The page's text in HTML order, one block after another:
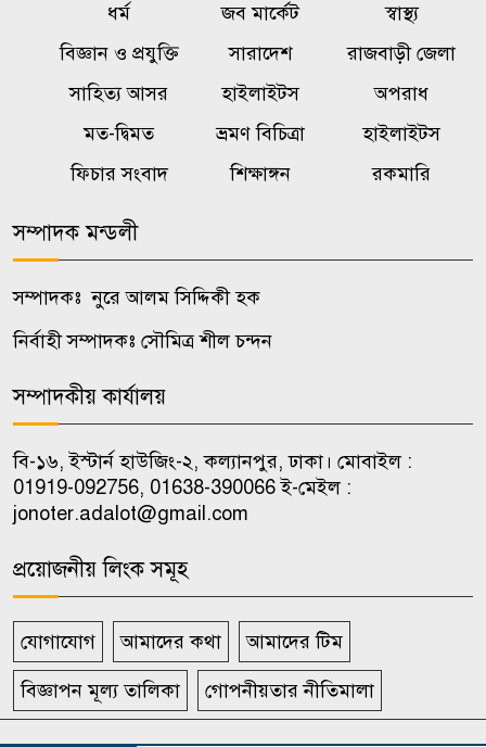
১০ তলা থেকে পড়ে গর্ভবতী নারীর
মৃত্যু, অলৌকিকভাবে বেঁচে গেল
অনাগত শিশু!
রাষ্ট্রবিরোধী গোপন তৎপরতায়
অস্ট্রেলিয়ার সাথে বাণিজ্য, বিনিয়োগ
গুরুত্বারোপ
৮
চেয়ে রুল
৯
ধর্ম
জব মার্কেট
স্বাস্থ্য
বিজ্ঞান ও প্রযুক্তি
সারাদেশ
রাজবাড়ী জেলা
সাহিত্য আসর
হাইলাইটস
অপরাধ
মত-দ্বিমত
ভ্রমণ বিচিত্রা
হাইলাইটস
ফিচার সংবাদ
শিক্ষাঙ্গন রকমারি
সম্পাদক মন্ডলী
সম্পাদকঃ নুরে আলম সিদ্দিকী হক
নির্বাহী সম্পাদকঃ সৌমিত্র শীল চন্দন
সম্পাদকীয় কার্যালয়
বি-১৬, ইস্টার্ন হাউজিং-২, কল্যানপুর, ঢাকা। মোবাইল :
01919-092756, 01638-390066 ই-মেইল :
jonoter.adalot@gmail.com
প্রয়োজনীয় লিংক সমূহ
যোগাযোগ আমাদের কথা আমাদের টিম
বিজ্ঞাপন মূল্য তালিকা গোপনীয়তার নীতিমালা